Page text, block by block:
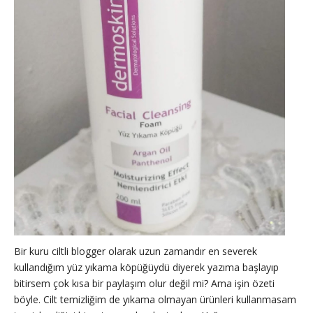
Bir kuru ciltli blogger olarak uzun zamandır en severek
kullandığım yüz yıkama köpüğüydü diyerek yazıma başlayıp
bitirsem çok kısa bir paylaşım olur değil mi? Ama işin özeti
böyle. Cilt temizliğim de yıkama olmayan ürünleri kullanmasam